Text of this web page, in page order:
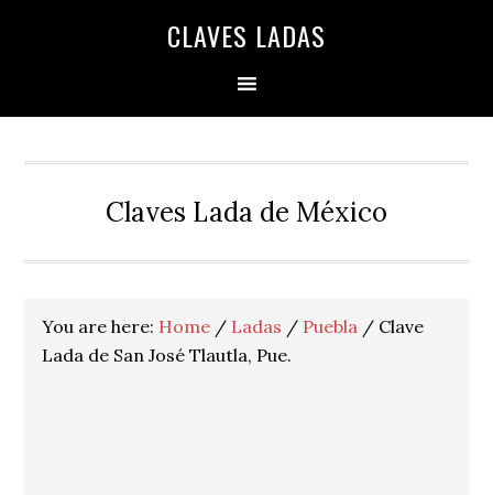
CLAVES LADAS
Claves Lada de México
You are here: Home / Ladas / Puebla / Clave
Lada de San José Tlautla, Pue.